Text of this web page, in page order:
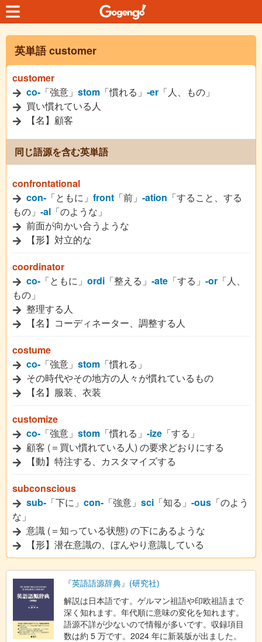
英単語 customer
customer
co- 「強意」 stom 「慣れる」 -er 「人、もの」
買い慣れている人
【名】顧客
同じ語源を含む英単語
confrontational
con- 「ともに」 front 「前」 -ation 「すること、する
もの」 -al 「のような」
前面が向かい合うような
【形】対立的な
coordinator
co- 「ともに」 ordi 「整える」 -ate 「する」 -or 「人、
もの」
整理する人
【名】コーディネーター、調整する人
costume
co- 「強意」 stom 「慣れる」
その時代やその地方の人々が慣れているもの
【名】服装、衣装
customize
co- 「強意」 stom 「慣れる」 -ize 「する」
顧客 (＝買い慣れている人) の要求どおりにする
【動】特注する、カスタマイズする
subconscious
sub- 「下に」 con- 「強意」 sci 「知る」 -ous 「のよう
な」
意識 (＝知っている状態) の下にあるような
【形】潜在意識の、ぼんやり意識している
『英語語源辞典』(研究社)
解説は日本語です。ゲルマン祖語や印欧祖語まで
深く知れます。年代順に意味の変化を知れます。
語源不詳が少ないので情報が多いです。収録項目
数は約 5 万です。2024 年に新装版が出ました。